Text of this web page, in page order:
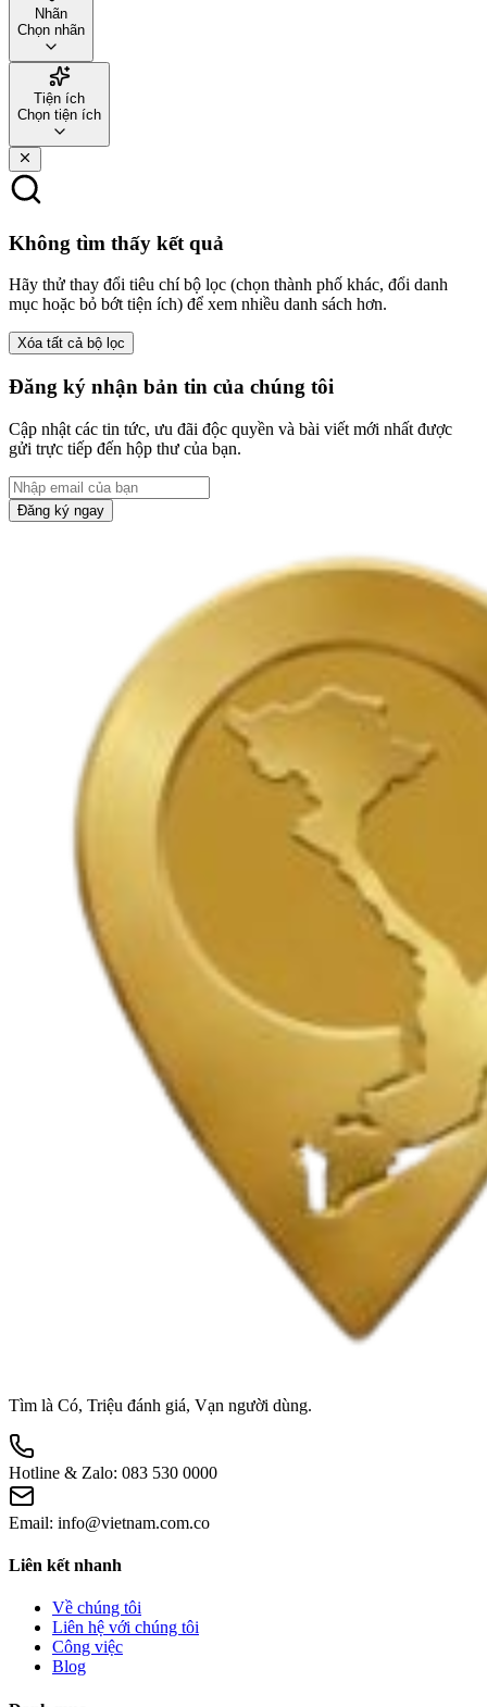
Nhãn
Chọn nhãn
Tiện ích
Chọn tiện ích
Không tìm thấy kết quả
Hãy thử thay đổi tiêu chí bộ lọc (chọn thành phố khác, đổi danh
mục hoặc bỏ bớt tiện ích) để xem nhiều danh sách hơn.
Xóa tất cả bộ lọc
Đăng ký nhận bản tin của chúng tôi
Cập nhật các tin tức, ưu đãi độc quyền và bài viết mới nhất được
gửi trực tiếp đến hộp thư của bạn.
Đăng ký ngay
Tìm là Có, Triệu đánh giá, Vạn người dùng.
Hotline & Zalo: 083 530 0000
Email: info@vietnam.com.co
Liên kết nhanh
Về chúng tôi
Liên hệ với chúng tôi
Công việc
Blog